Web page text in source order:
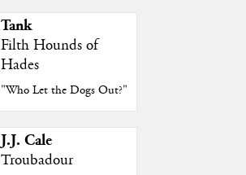
Tank
Filth Hounds of
Hades
"Who Let the Dogs Out?"
J.J. Cale
Troubadour